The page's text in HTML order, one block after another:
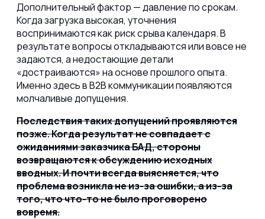
Дополнительный фактор —давление по срокам.
Когда загрузка высокая, уточнения
воспринимаются как риск срыва календаря. В
результате вопросы откладываются или вовсе не
задаются, а недостающие детали
«достраиваются» на основе прошлого опыта.
Именно здесь в B2B коммуникации появляются
молчаливые допущения.
Последствия таких допущений проявляются
позже. Когда результат не совпадает с
ожиданиями заказчика БАД, стороны
возвращаются к обсуждению исходных
вводных. И почти всегда выясняется, что
проблема возникла не из-за ошибки, а из-за
того, что что-то не было проговорено
вовремя.